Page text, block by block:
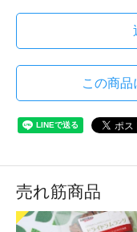
この商品
売れ筋商品